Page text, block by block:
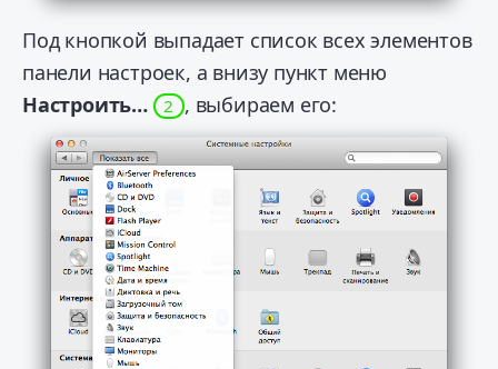
Под кнопкой выпадает список всех элементов
панели настроек, а внизу пункт меню
Настроить…
2 , выбираем его: